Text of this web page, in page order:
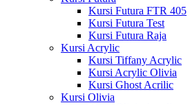
Kursi Futura FTR 405
Kursi Futura Test
Kursi Futura Raja
Kursi Acrylic
Kursi Tiffany Acrylic
Kursi Acrylic Olivia
Kursi Ghost Acrilic
Kursi Olivia